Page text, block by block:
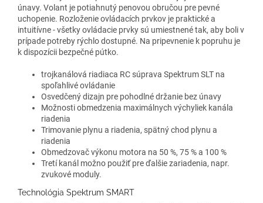
únavy. Volant je potiahnutý penovou obručou pre pevné
uchopenie. Rozloženie ovládacích prvkov je praktické a
intuitívne - všetky ovládacie prvky sú umiestnené tak, aby boli v
prípade potreby rýchlo dostupné. Na pripevnenie k popruhu je
k dispozícii bezpečné pútko.
trojkanálová riadiaca RC súprava Spektrum SLT na
spoľahlivé ovládanie
Osvedčený dizajn pre pohodlné držanie bez únavy
Možnosti obmedzenia maximálnych výchyliek kanála
riadenia
Trimovanie plynu a riadenia, spätný chod plynu a
riadenia
Obmedzovač výkonu motora na 50 %, 75 % a 100 %
Tretí kanál možno použiť pre ďalšie zariadenia, napr.
zvukové moduly.
Technológia Spektrum SMART